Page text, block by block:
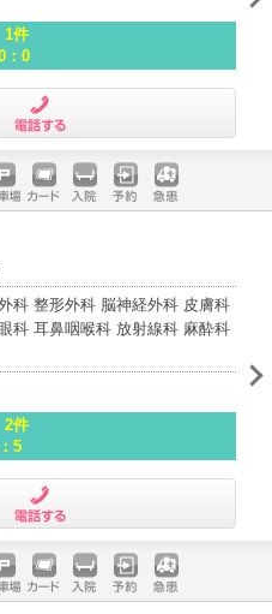
1件
：0
場
クレジッ
入院 予約 急患
科 整形外科 脳神経外科 皮膚科
科 耳鼻咽喉科 放射線科 麻酔科
2件
5
場
クレジッ
入院 予約 急患